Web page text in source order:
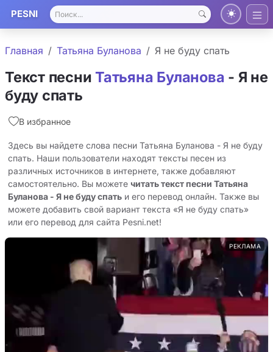
PESNI
Главная Татьяна Буланова Я не буду спать
Текст песниТатьяна Буланова - Я не
буду спать
В избранное
Здесь вы найдете слова песни Татьяна Буланова - Я не буду
спать. Наши пользователи находят тексты песен из
различных источников в интернете, также добавляют
самостоятельно. Вы можете читать текст песни Татьяна
Буланова - Я не буду спать и его перевод онлайн. Также вы
можете добавить свой вариант текста «Я не буду спать»
или его перевод для сайта Pesni.net!
РЕКЛАМА